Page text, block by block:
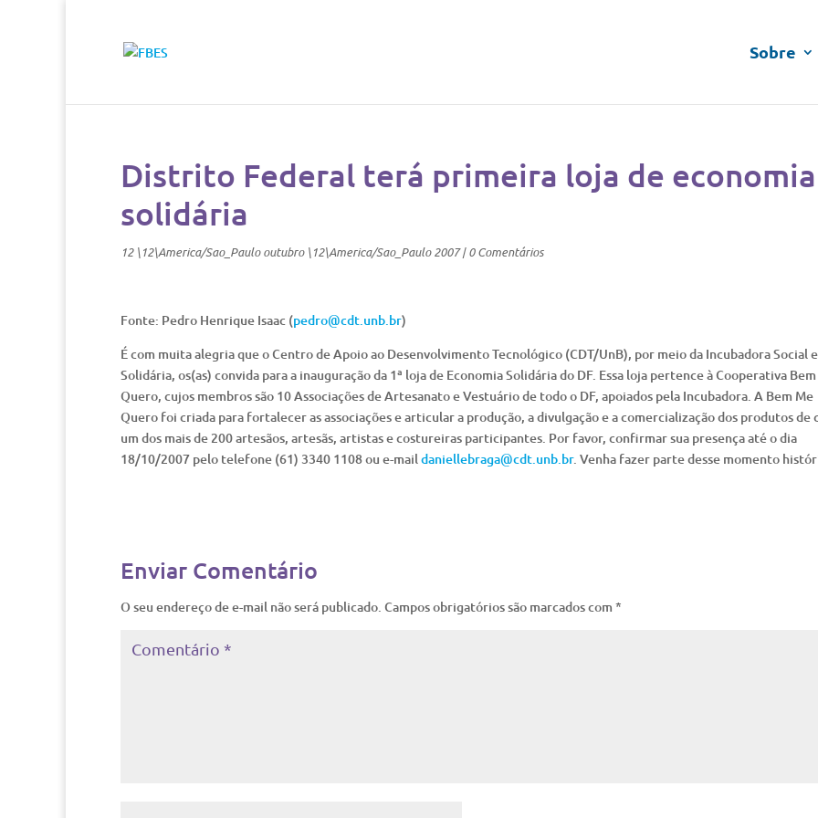
Sobre
Distrito Federal terá primeira loja de economia
solidária
12 \12\America/Sao_Paulo outubro \12\America/Sao_Paulo 2007|0 Comentários
Fonte: Pedro Henrique Isaac (pedro@cdt.unb.br)
É com muita alegria que o Centro de Apoio ao Desenvolvimento Tecnológico (CDT/UnB), por meio da Incubadora Social e
Solidária, os(as) convida para a inauguração da 1ª loja de Economia Solidária do DF. Essa loja pertence à Cooperativa
Quero, cujos membros são 10 Associações de Artesanato e Vestuário de todo o DF, apoiados pela Incubadora. A Bem Me
Quero foi criada para fortalecer as associações e articular a produção, a divulgação e a comercialização dos produtos de
um dos mais de 200 artesãos, artesãs, artistas e costureiras participantes. Por favor, confirmar sua presença até o dia
18/10/2007 pelo telefone (61) 3340 1108 ou e-maildaniellebraga@cdt.unb.br. Venha fazer parte desse momento
Enviar Comentário
O seu endereço de e-mail não será publicado. Campos obrigatórios são marcados com *